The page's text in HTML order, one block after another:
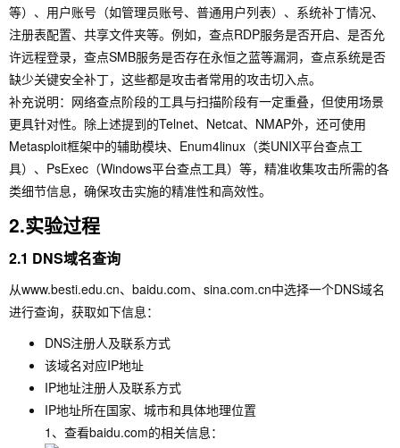
等）、用户账号（如管理员账号、普通用户列表）、系统补丁情况、
注册表配置、共享文件夹等。例如，查点RDP服务是否开启、是否允
许远程登录，查点SMB服务是否存在永恒之蓝等漏洞，查点系统是否
缺少关键安全补丁，这些都是攻击者常用的攻击切入点。
补充说明：网络查点阶段的工具与扫描阶段有一定重叠，但使用场景
更具针对性。除上述提到的Telnet、Netcat、NMAP外，还可使用
Metasploit框架中的辅助模块、Enum4linux（类UNIX平台查点工
具）、PsExec（Windows平台查点工具）等，精准收集攻击所需的各
类细节信息，确保攻击实施的精准性和高效性。
2.实验过程
2.1 DNS域名查询
从www.besti.edu.cn、baidu.com、sina.com.cn中选择一个DNS域名
进行查询，获取如下信息：
DNS注册人及联系方式
该域名对应IP地址
IP地址注册人及联系方式
IP地址所在国家、城市和具体地理位置
1、查看baidu.com的相关信息：